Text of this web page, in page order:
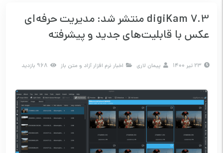
digiKam 7.3 منتشر شد: مدیریت حرفه‌ای
عکس با قابلیت‌های جدید و پیشرفته
23 تیر 1400 پیمان لاری اخبار نرم افزار آزاد و متن باز 968 بازدید